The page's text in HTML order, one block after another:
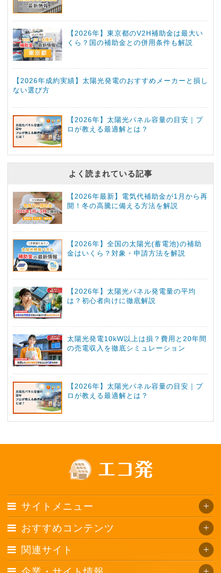
【2026年】東京都のV2H補助金は最大い
くら？国の補助金との併用条件も解説
【2026年成約実績】太陽光発電のおすすめメーカーと損し
ない選び方
【2026年】太陽光パネル容量の目安｜プ
ロが教える最適解とは？
よく読まれている記事
【2026年最新】電気代補助金が1月から再
開！冬の高騰に備える方法を解説
【2026年】全国の太陽光(蓄電池)の補助
金はいくら？対象・申請方法を解説
【2026年】太陽光パネル発電量の平均
は？初心者向けに徹底解説
太陽光発電10kW以上は損？費用と20年間
の売電収入を徹底シミュレーション
【2026年】太陽光パネル容量の目安｜プ
ロが教える最適解とは？
サイトメニュー
おすすめコンテンツ
関連サイト